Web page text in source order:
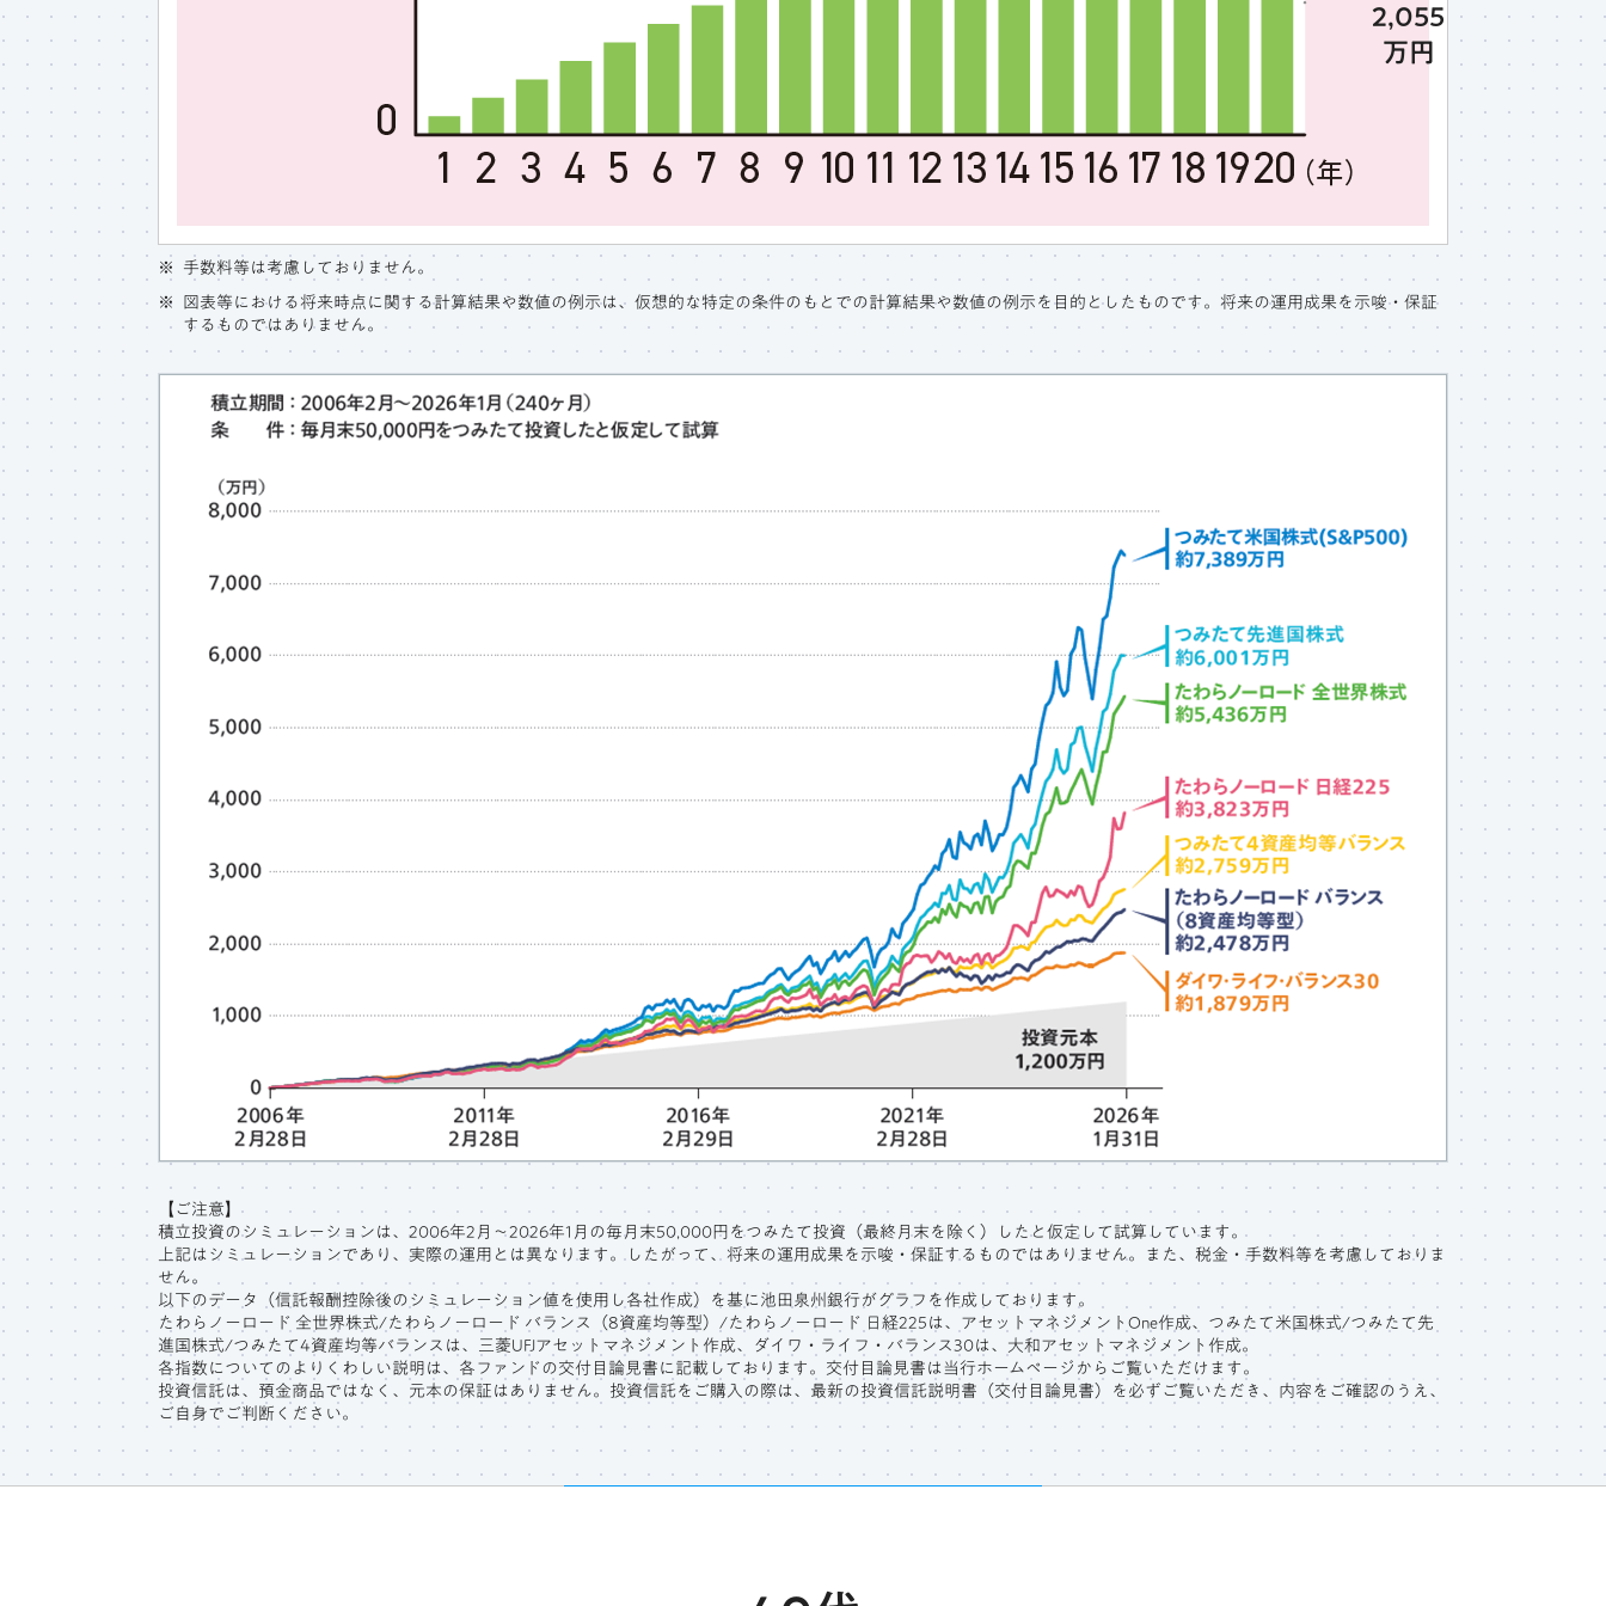
2,055
万円
手数料等は考慮しておりません。
図表等における将来時点に関する計算結果や数値の例示は、仮想的な特定の条件のもとでの計算結果や数値の例示を目的としたものです。将来の運用成果を示唆・保証
するものではありません。
【ご注意】
積立投資のシミュレーションは、2006年2月～2026年1月の毎月末50,000円をつみたて投資（最終月末を除く）したと仮定して試算しています。
上記はシミュレーションであり、実際の運用とは異なります。したがって、将来の運用成果を示唆・保証するものではありません。また、税金・手数料等を考慮しておりま
せん。
以下のデータ（信託報酬控除後のシミュレーション値を使用し各社作成）を基に池田泉州銀行がグラフを作成しております。
たわらノーロード 全世界株式/たわらノーロード バランス（8資産均等型）/たわらノーロード 日経225は、アセットマネジメントOne作成、つみたて米国株式/つみたて先
進国株式/つみたて4資産均等バランスは、三菱UFJアセットマネジメント作成、ダイワ・ライフ・バランス30は、大和アセットマネジメント作成。
各指数についてのよりくわしい説明は、各ファンドの交付目論見書に記載しております。交付目論見書は当行ホームページからご覧いただけます。
投資信託は、預金商品ではなく、元本の保証はありません。投資信託をご購入の際は、最新の投資信託説明書（交付目論見書）を必ずご覧いただき、内容をご確認のうえ、
ご自身でご判断ください。